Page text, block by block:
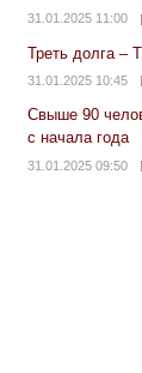
31.01.2025 11:00
Треть долга –
31.01.2025 10:45
Свыше 90
с начала года
31.01.2025 09:50